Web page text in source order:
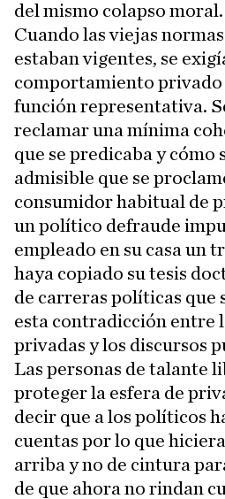
del mismo colapso moral.
Cuando las viejas
estaban vigentes, se
comportamiento privado
función representativa.
reclamar una mínima
que se predicaba y cómo
admisible que se
consumidor habitual de
un político defraude
empleado en su casa un
haya copiado su tesis
de carreras políticas que
esta contradicción entre
privadas y los discursos
Las personas de talante
proteger la esfera de
decir que a los políticos
cuentas por lo que
arriba y no de cintura
de que ahora no rindan